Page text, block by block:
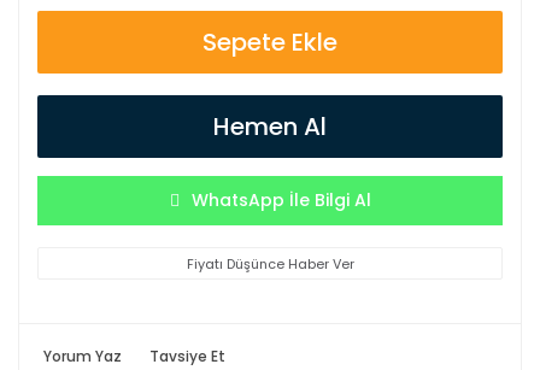
Sepete Ekle
Hemen Al
WhatsApp İle Bilgi Al
Fiyatı Düşünce Haber Ver
Yorum Yaz Tavsiye Et